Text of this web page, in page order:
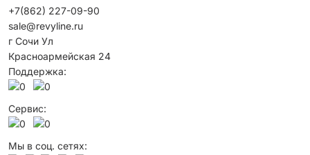
+7(862) 227-09-90
sale@revyline.ru
г Сочи Ул
Красноармейская 24
Поддержка:
Сервис:
Мы в соц. сетях: